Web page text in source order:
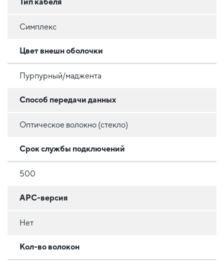
Симплекс
Цвет внешн оболочки
Пурпурный/маджента
Способ передачи данных
Оптическое волокно (стекло)
Срок службы подключений
500
APC-версия
Нет
Кол-во волокон